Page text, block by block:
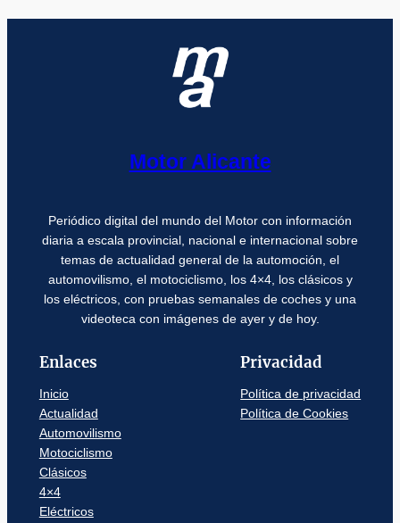
Motor Alicante
Periódico digital del mundo del Motor con información
diaria a escala provincial, nacional e internacional sobre
temas de actualidad general de la automoción, el
automovilismo, el motociclismo, los 4×4, los clásicos y
los eléctricos, con pruebas semanales de coches y una
videoteca con imágenes de ayer y de hoy.
Enlaces
Inicio
Actualidad
Automovilismo
Motociclismo
Clásicos
4×4
Eléctricos
Privacidad
Política de privacidad
Política de Cookies